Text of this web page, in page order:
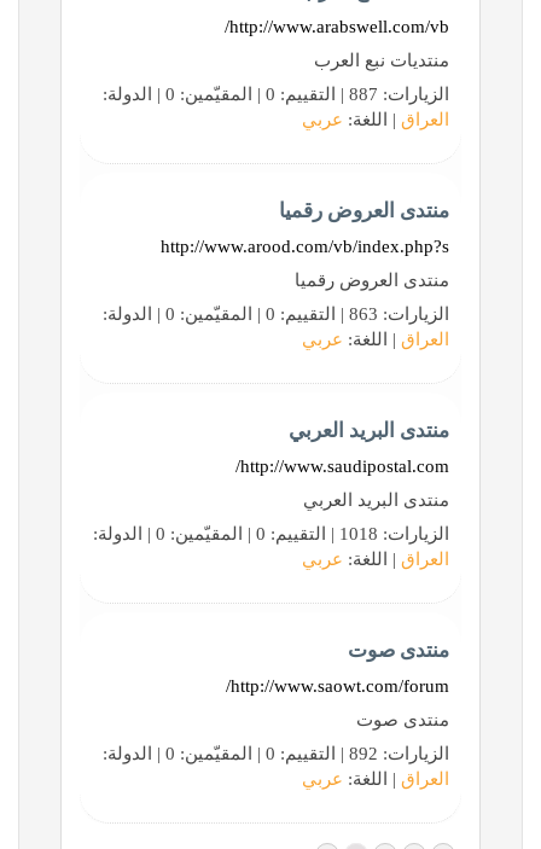
http://www.arabswell.com/vb/
منتديات نبع العرب
الزيارات: 887 | التقييم: 0 | المقيّمين: 0 | الدولة:
العراق | اللغة: عربي
منتدى العروض رقميا
http://www.arood.com/vb/index.php?s
منتدى العروض رقميا
الزيارات: 863 | التقييم: 0 | المقيّمين: 0 | الدولة:
العراق | اللغة: عربي
منتدى البريد العربي
http://www.saudipostal.com/
منتدى البريد العربي
الزيارات: 1018 | التقييم: 0 | المقيّمين: 0 | الدولة:
العراق | اللغة: عربي
منتدى صوت
http://www.saowt.com/forum/
منتدى صوت
الزيارات: 892 | التقييم: 0 | المقيّمين: 0 | الدولة:
العراق | اللغة: عربي